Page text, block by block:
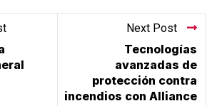
Next Post
Tecnologías
avanzadas de
protección contra
incendios con Alliance